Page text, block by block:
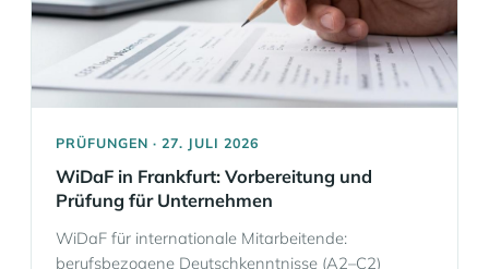
PRÜFUNGEN · 27. JULI 2026
WiDaF in Frankfurt: Vorbereitung und
Prüfung für Unternehmen
WiDaF für internationale Mitarbeitende:
berufsbezogene Deutschkenntnisse (A2–C2)